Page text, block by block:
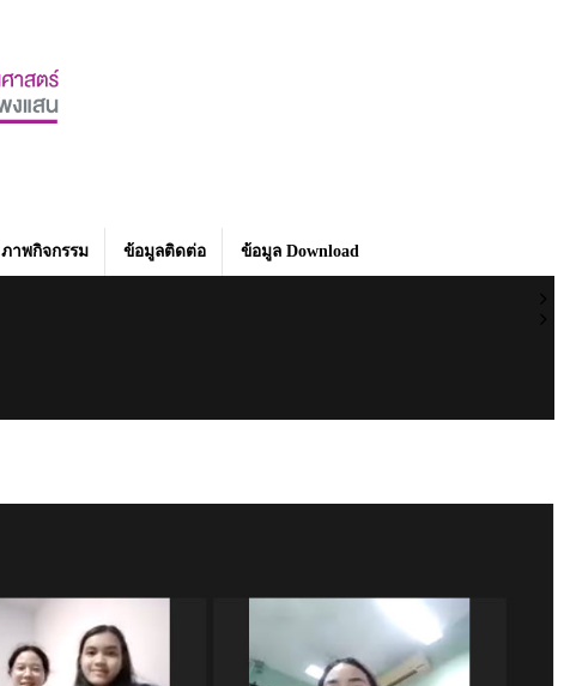
ภาพกิจกรรม ข้อมูลติดต่อ ข้อมูล Download